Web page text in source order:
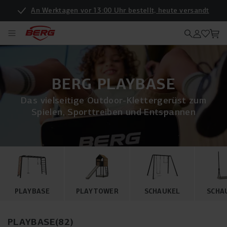
An Werktagen vor 13:00 Uhr bestellt, heute versandt
BERG PLAYBASE
Das vielseitige Outdoor-Klettergerüst zum
Spielen, Sporttreiben und Entspannen
PLAYBASE PLAYTOWER SCHAUKEL
PLAYBASE(82)